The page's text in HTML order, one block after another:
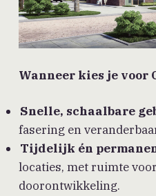
Wanneer kies je voor
Snelle, schaalbare
fasering en
Tijdelijk én
locaties, met ruimte
doorontwikkeling.